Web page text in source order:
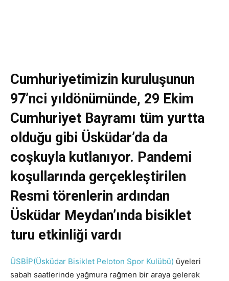
Cumhuriyetimizin kuruluşunun
97’nci yıldönümünde, 29 Ekim
Cumhuriyet Bayramı tüm yurtta
olduğu gibi Üsküdar’da da
coşkuyla kutlanıyor. Pandemi
koşullarında gerçekleştirilen
Resmi törenlerin ardından
Üsküdar Meydan’ında bisiklet
turu etkinliği vardı
ÜSBİP(Üsküdar Bisiklet Peloton Spor Kulübü) üyeleri
sabah saatlerinde yağmura rağmen bir araya gelerek